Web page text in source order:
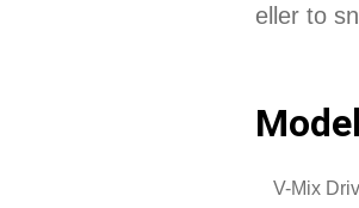
eller to
V-Mix